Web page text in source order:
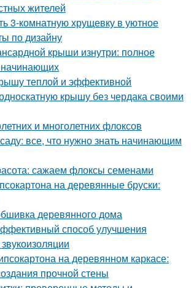
жителей
3-комнатную хрущевку в уютное
по дизайну
крыши изнутри: полное
начинающих
теплой и эффективной
крышу без чердака своими
и многолетних флоксов
все, что нужно знать начинающим
сажаем флоксы семенами
на деревянные бруски:
деревянного дома
способ улучшения
на деревянном каркасе:
прочной стены